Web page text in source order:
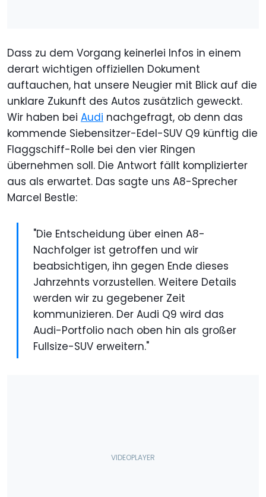
Dass zu dem Vorgang keinerlei Infos in einem
derart wichtigen offiziellen Dokument
auftauchen, hat unsere Neugier mit Blick auf die
unklare Zukunft des Autos zusätzlich geweckt.
Wir haben bei Audi nachgefragt, ob denn das
kommende Siebensitzer-Edel-SUV Q9 künftig die
Flaggschiff-Rolle bei den vier Ringen
übernehmen soll. Die Antwort fällt komplizierter
aus als erwartet. Das sagte uns A8-Sprecher
Marcel Bestle:
"Die Entscheidung über einen A8-
Nachfolger ist getroffen und wir
beabsichtigen, ihn gegen Ende dieses
Jahrzehnts vorzustellen. Weitere Details
werden wir zu gegebener Zeit
kommunizieren. Der Audi Q9 wird das
Audi-Portfolio nach oben hin als großer
Fullsize-SUV erweitern."